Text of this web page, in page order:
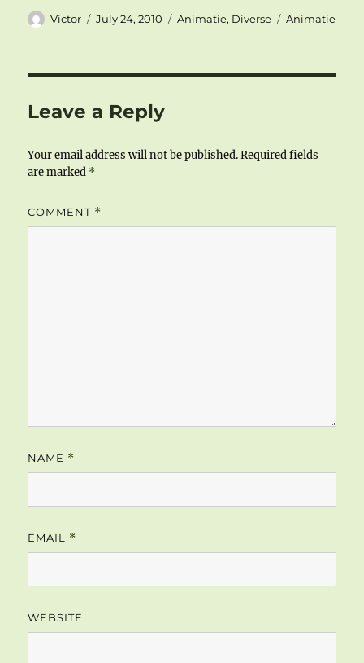
Author
Victor
Posted
July 24, 2010 Categories
Animatie, Diverse Tags
Animatie
Leave a Reply
Your email address will not be published. Required fields
are marked *
COMMENT *
NAME *
EMAIL *
WEBSITE